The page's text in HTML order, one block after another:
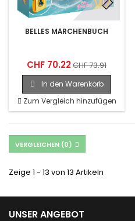
BELLES MÄRCHENBUCH
CHF 70.22CHF 73.91
In den Warenkorb
Zum Vergleich hinzufügen
VERGLEICHEN (0)
Zeige 1 - 13 von 13 Artikeln
UNSER ANGEBOT